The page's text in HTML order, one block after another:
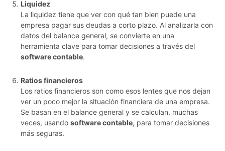
Liquidez
La liquidez tiene que ver con qué tan bien puede una
empresa pagar sus deudas a corto plazo. Al analizarla con
datos del balance general, se convierte en una
herramienta clave para tomar decisiones a través del
software contable.
Ratios financieros
Los ratios financieros son como esos lentes que nos dejan
ver un poco mejor la situación financiera de una empresa.
Se basan en el balance general y se calculan, muchas
veces, usando software contable, para tomar decisiones
más seguras.